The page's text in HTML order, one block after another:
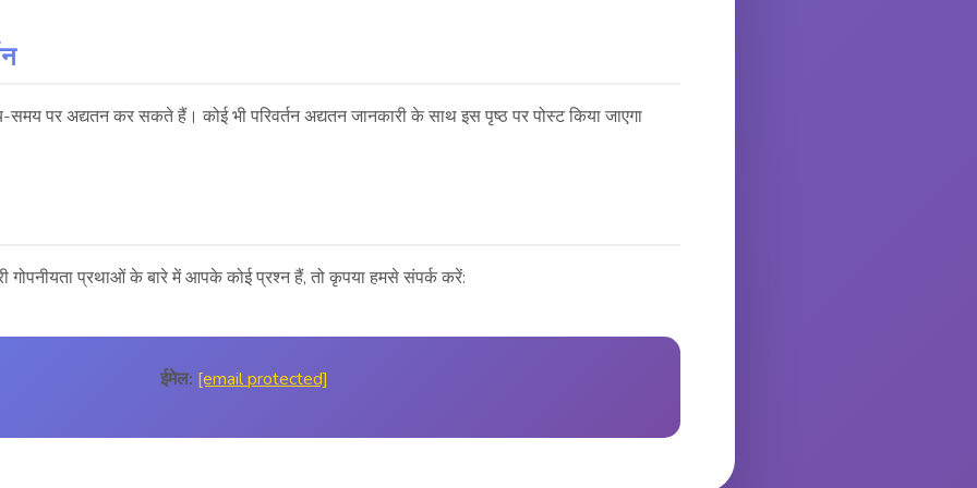
समय पर अद्यतन कर सकते हैं। कोई भी परिवर्तन अद्यतन जानकारी के साथ इस पृष्ठ पर पोस्ट किया जाएगा
गोपनीयता प्रथाओं के बारे में आपके कोई प्रश्न हैं, तो कृपया हमसे संपर्क करें:
ईमेल: [email protected]